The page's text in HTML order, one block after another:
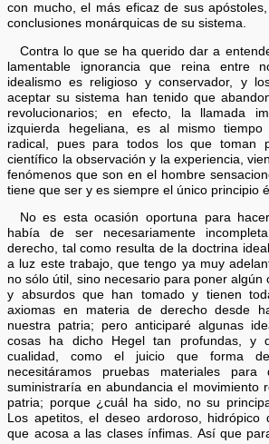
con mucho, el más eficaz de sus
conclusiones monárquicas de su sistema.
Contra lo que se ha querido dar a
lamentable ignorancia que reina entre
idealismo es religioso y conservador, y
aceptar su sistema han tenido que
revolucionarios; en efecto, la llamada
izquierda hegeliana, es al mismo
radical, pues para todos los que toman
científico la observación y la experiencia,
fenómenos que son en el hombre
tiene que ser y es siempre el único principio
No es esta ocasión oportuna para
había de ser necesariamente
derecho, tal como resulta de la doctrina
a luz este trabajo, que tengo ya muy
no sólo útil, sino necesario para poner algún
y absurdos que han tomado y tienen
axiomas en materia de derecho desde
nuestra patria; pero anticiparé algunas
cosas ha dicho Hegel tan profundas, y
cualidad, como el juicio que forma
necesitáramos pruebas materiales para
suministraría en abundancia el movimiento
patria; porque ¿cuál ha sido, no su
Los apetitos, el deseo ardoroso, hidrópico
que acosa a las clases ínfimas. Así que